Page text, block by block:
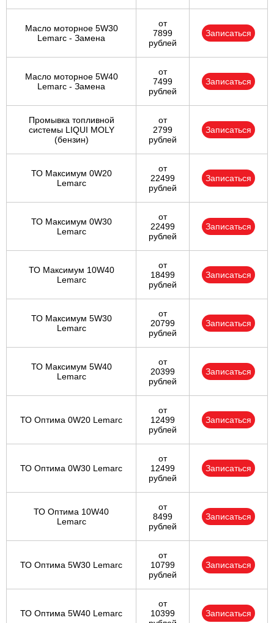
Масло моторное 5W30
Lemarc - Замена
от
7899
рублей
Записаться
Масло моторное 5W40
Lemarc - Замена
от
7499
рублей
Записаться
Промывка топливной
системы LIQUI MOLY
(бензин)
от
2799
рублей
Записаться
ТО Максимум 0W20
Lemarc
от
22499
рублей
Записаться
ТО Максимум 0W30
Lemarc
от
22499
рублей
Записаться
ТО Максимум 10W40
Lemarc
от
18499
рублей
Записаться
ТО Максимум 5W30
Lemarc
от
20799
рублей
Записаться
ТО Максимум 5W40
Lemarc
от
20399
рублей
Записаться
ТО Оптима 0W20 Lemarc
от
12499
рублей
Записаться
ТО Оптима 0W30 Lemarc
от
12499
рублей
Записаться
ТО Оптима 10W40
Lemarc
от
8499
рублей
Записаться
ТО Оптима 5W30 Lemarc
от
10799
рублей
Записаться
ТО Оптима 5W40 Lemarc
от
10399
Записаться